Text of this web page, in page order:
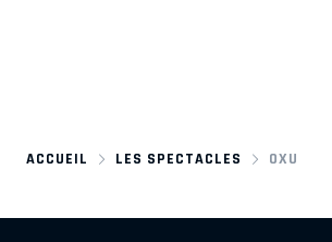
ACCUEIL LES SPECTACLES OXU